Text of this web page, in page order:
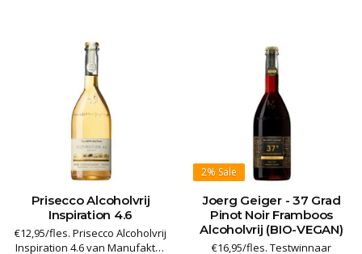
Prisecco Alcoholvrij
Inspiration 4.6
€12,95/fles. Prisecco Alcoholvrij
Inspiration 4.6 van Manufaktur
2% Sale
Joerg Geiger - 37 Grad
Pinot Noir Framboos
Alcoholvrij (BIO-VEGAN)
€16,95/fles. Testwinnaar